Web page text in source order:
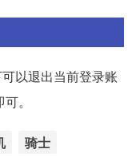
以退出当前登录账
。
骑士